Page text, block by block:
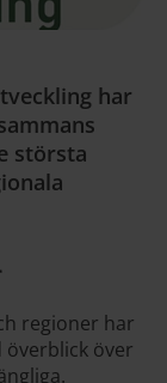
har
största
regioner har
överblick över